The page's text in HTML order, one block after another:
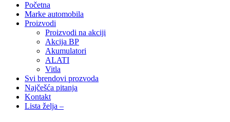
Početna
Marke automobila
Proizvodi
Proizvodi na akciji
Akcija BP
Akumulatori
ALATI
Vitla
Svi brendovi prozvoda
Najčešća pitanja
Kontakt
Lista želja –